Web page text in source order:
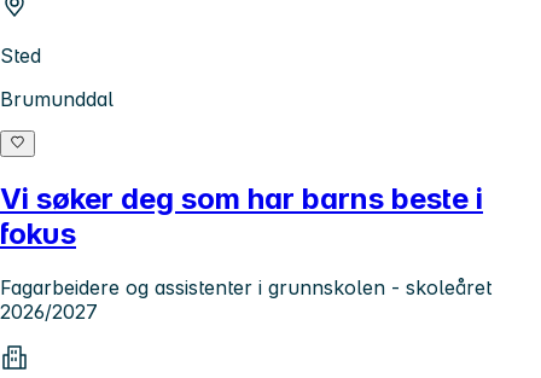
Sted
Brumunddal
Vi søker deg som har barns beste i
fokus
Fagarbeidere og assistenter i grunnskolen - skoleåret
2026/2027